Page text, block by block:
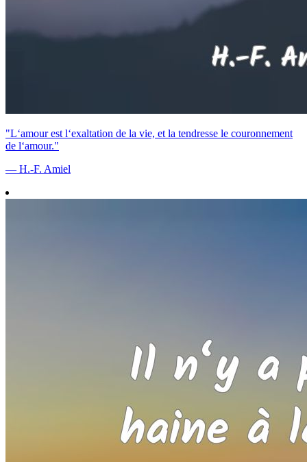
"L‘amour est l‘exaltation de la vie, et la tendresse le couronnement
de l‘amour."
— H.-F. Amiel